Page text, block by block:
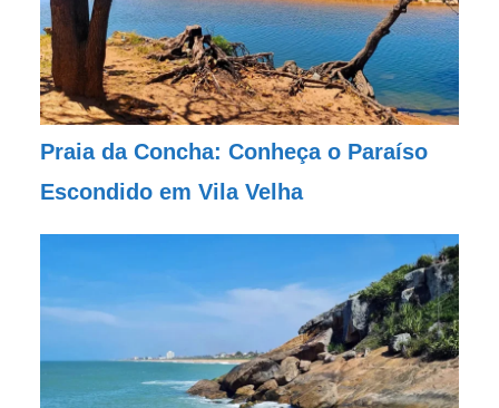
Praia da Concha: Conheça o Paraíso
Escondido em Vila Velha